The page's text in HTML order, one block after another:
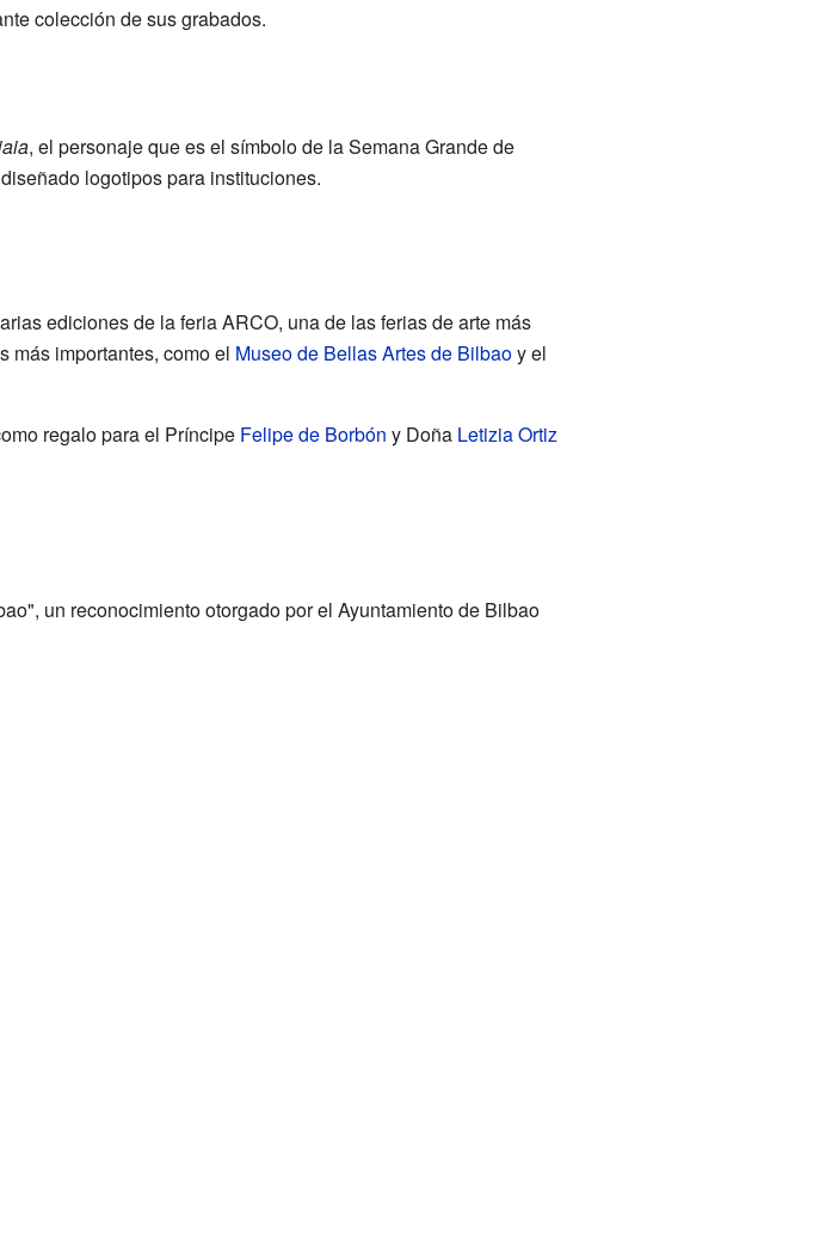
colección de sus grabados.
, el personaje que es el símbolo de la Semana Grande de
logotipos para instituciones.
ediciones de la feria ARCO, una de las ferias de arte más
más importantes, como el Museo de Bellas Artes de Bilbaoy el
regalo para el Príncipe Felipe de Borbón y Doña Letizia Ortiz
un reconocimiento otorgado por el Ayuntamiento de Bilbao